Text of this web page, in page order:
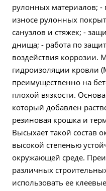
рулонных материалов; -
износе рулонных
санузлов и стяжек; -
днища; - работа по
воздействия коррозии.
гидроизоляции кровли
преимущественно на
плохой вязкости.
который добавлен
резиновая крошка и
Высыхает такой состав
высокой степенью
окружающей среде.
различных
использовать ее